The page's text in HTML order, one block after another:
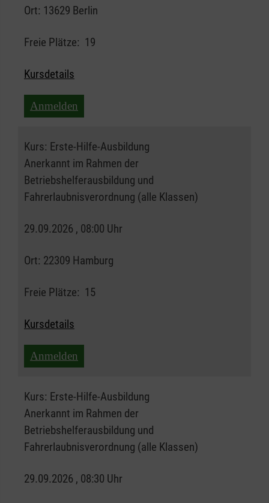
Ort: 13629 Berlin
Freie Plätze: 19
Kursdetails
Anmelden
Kurs: Erste-Hilfe-Ausbildung
Anerkannt im Rahmen der
Betriebshelferausbildung und
Fahrerlaubnisverordnung (alle Klassen)
29.09.2026 , 08:00 Uhr
Ort: 22309 Hamburg
Freie Plätze: 15
Kursdetails
Anmelden
Kurs: Erste-Hilfe-Ausbildung
Anerkannt im Rahmen der
Betriebshelferausbildung und
Fahrerlaubnisverordnung (alle Klassen)
29.09.2026 , 08:30 Uhr